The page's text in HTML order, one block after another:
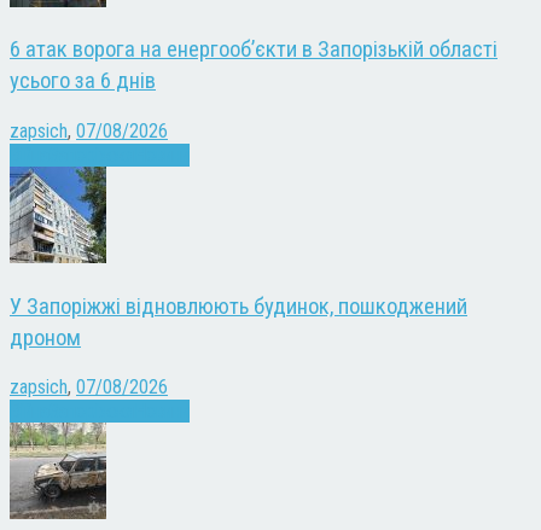
6 атак ворога на енергооб’єкти в Запорізькій області
усього за 6 днів
zapsich, 07/08/2026
У Запоріжжі відновлюють будинок, пошкоджений
дроном
zapsich, 07/08/2026